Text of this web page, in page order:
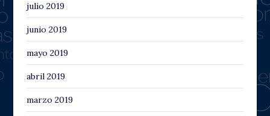
julio 2019
junio 2019
mayo 2019
abril 2019
marzo 2019